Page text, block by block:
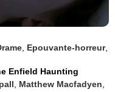
Epouvante-horreur,
Enfield Haunting
Matthew Macfadyen